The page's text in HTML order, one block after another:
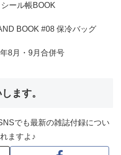
ール帳BOOK
BOOK #08 保冷バッグ
8月・9月合併号
ます。
でも最新の雑誌付録につい
ますよ♪